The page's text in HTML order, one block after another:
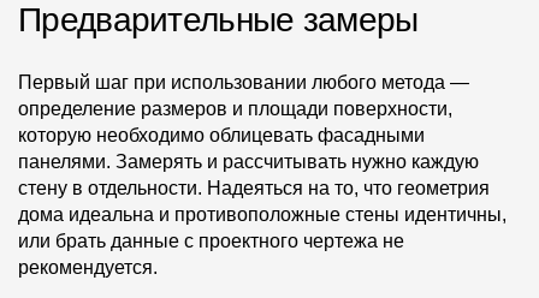
Отправка рекламации
Предложения по сотрудничеству
Вакансии
B2B
Отзывы
Предварительные замеры
Первый шаг при использовании любого метода —
определение размеров и площади поверхности,
которую необходимо облицевать фасадными
панелями. Замерять и рассчитывать нужно каждую
стену в отдельности. Надеяться на то, что геометрия
дома идеальна и противоположные стены идентичны,
или брать данные с проектного чертежа не
рекомендуется.